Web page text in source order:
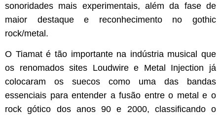
sonoridades mais experimentais, além da fase de
maior destaque e reconhecimento no gothic
rock/metal.
O Tiamat é tão importante na indústria musical que
os renomados sites Loudwire e Metal Injection já
colocaram os suecos como uma das bandas
essenciais para entender a fusão entre o metal e o
rock gótico dos anos 90 e 2000, classificando o